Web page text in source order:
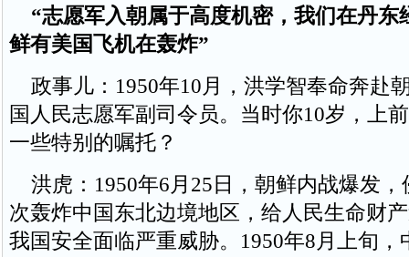
“志愿军入朝属于高度机密，我们在丹东
鲜有美国飞机在轰炸”
政事儿：1950年10月，洪学智奉命奔赴
国人民志愿军副司令员。当时你10岁，上
一些特别的嘱托？
洪虎：1950年6月25日，朝鲜内战爆发，
次轰炸中国东北边境地区，给人民生命财
我国安全面临严重威胁。1950年8月上旬，